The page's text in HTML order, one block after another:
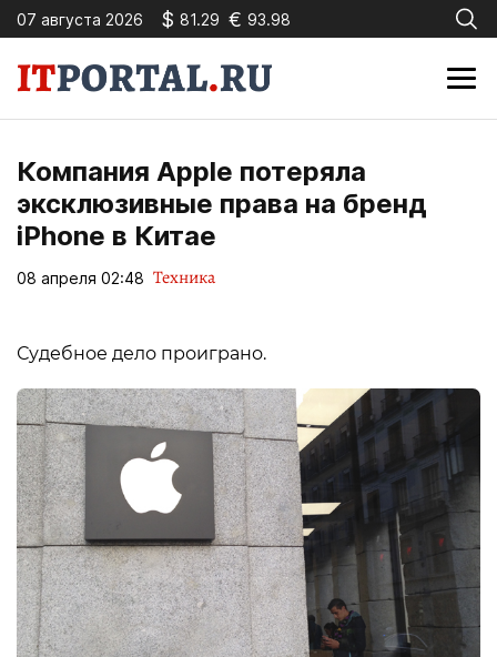
07 августа 2026 $ 81.29 € 93.98
Компания Apple потеряла
эксклюзивные права на бренд
iPhone в Китае
08 апреля 02:48 Техника
Судебное дело проиграно.